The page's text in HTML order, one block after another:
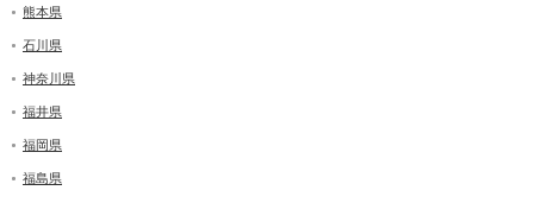
熊本県
石川県
神奈川県
福井県
福岡県
福島県